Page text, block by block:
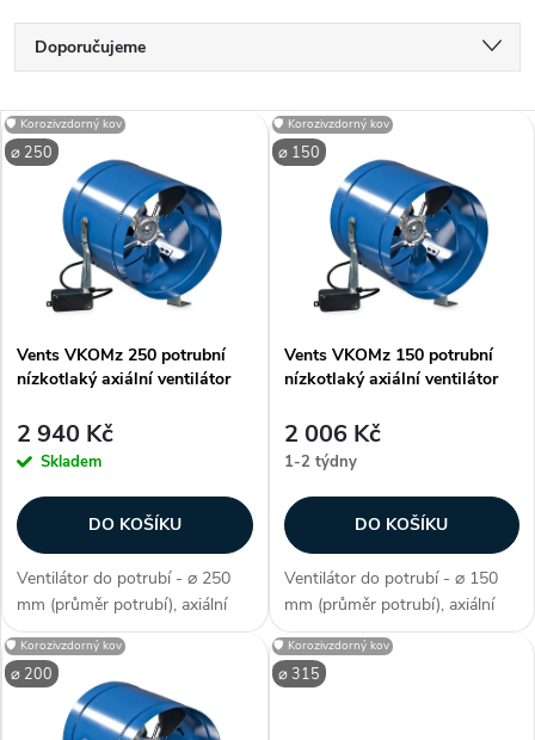
Ř
a
z
í
p
r
o
d
u
k
Doporučujeme
Nejdražší
Nejprodávanější
Abecedně
V
s
p
r
o
d
u
⌀ 250
🛡️ Korozivzdorný kov
Vents VKOMz 250 potrubní
nízkotlaký axiální ventilátor
2 940 Kč
Skladem
DO KOŠÍKU
Ventilátor do potrubí - ⌀ 250
mm (průměr potrubí), axiální
konstrukce, max. teplota 40 °C,
kluzná ložiska, průtok vzduchu
1070 / 1050 m3/h, příkon 68 /
76 W, krytí IP X4,...
⌀ 150
🛡️ Korozivzdorný kov
Vents VKOMz 150 potrubní
nízkotlaký axiální ventilátor
2 006 Kč
1-2 týdny
DO KOŠÍKU
Ventilátor do potrubí - ⌀ 150
mm (průměr potrubí), axiální
konstrukce, max. teplota 40 °C,
kluzná ložiska, průtok vzduchu
180 / 205 m3/h, příkon 36 / 26
⌀ 200
🛡️ Korozivzdorný kov
⌀ 315
🛡️ Korozivzdorný kov